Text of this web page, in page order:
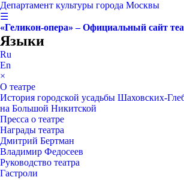
Департамент культуры города Москвы
☰
«Геликон-опера» – Официальный сайт
Языки
Ru
En
×
О театре
История городской усадьбы Шаховских-
на Большой Никитской
Пресса о театре
Награды театра
Дмитрий Бертман
Владимир Федосеев
Руководство театра
Гастроли